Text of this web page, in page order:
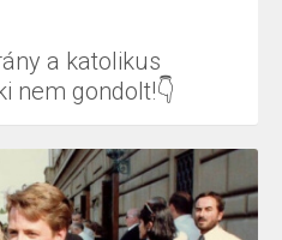
a katolikus
nem gondolt!👇